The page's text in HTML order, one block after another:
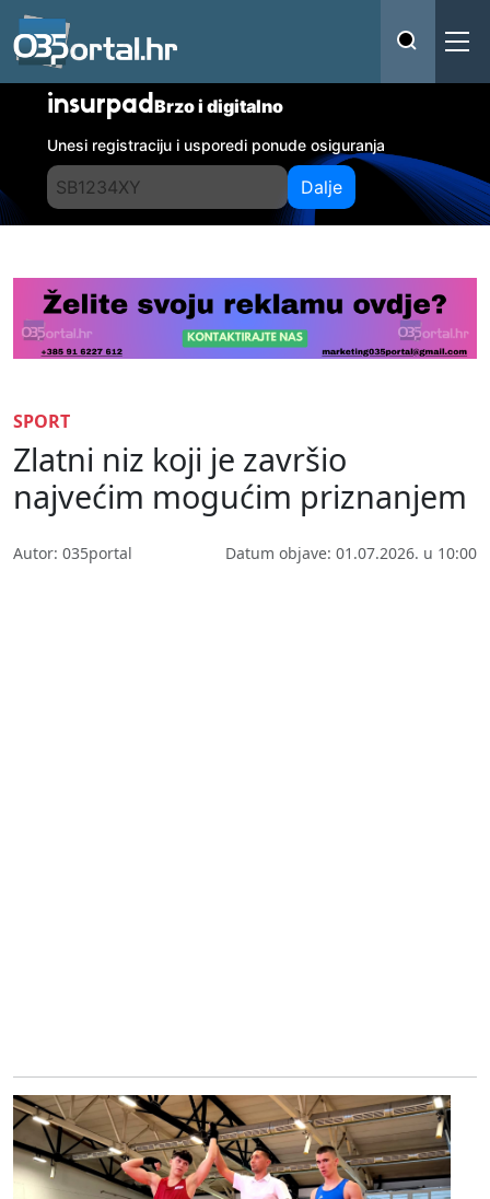
insurpadBrzo i digitalno
Unesi registraciju i usporedi ponude osiguranja
Dalje
SPORT
Zlatni niz koji je završio
najvećim mogućim priznanjem
Autor: 035portal Datum objave: 01.07.2026. u 10:00